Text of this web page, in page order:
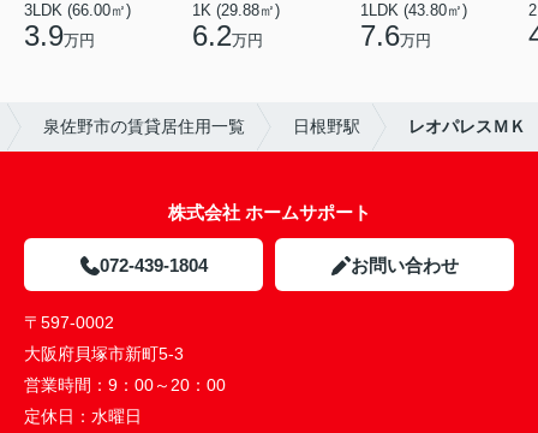
3LDK (66.00㎡)
3.9万円
1K (29.88㎡)
6.2万円
1LDK (43.80㎡)
7.6万円
泉佐野市の賃貸居住用一覧 日根野駅 レオパレスＭＫ
株式会社 ホームサポート
072-439-1804 お問い合わせ
〒597-0002
大阪府貝塚市新町5-3
営業時間： 9：00～20：00
定休日： 水曜日